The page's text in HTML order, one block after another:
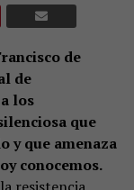
de
de
los
que
y que amenaza
conocemos.